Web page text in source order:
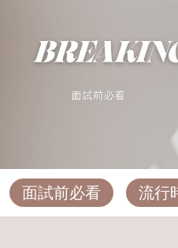
面試前必看 流行